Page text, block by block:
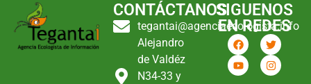
CONTÁCTANOS
tegantai@agenciaecologista.info
Alejandro
de Valdéz
N34-33 y
SIGUENOS
EN REDES